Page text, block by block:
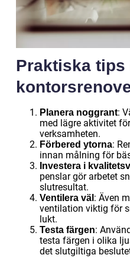
Praktiska
Planera noggrant:
med lägre aktivitet
verksamheten.
Förbered ytorna:
innan målning för
Investera i
penslar gör arbetet
slutresultat.
Ventilera väl : Även
ventilation viktig för
lukt.
Testa färgen:
testa färgen i olika
det slutgiltiga